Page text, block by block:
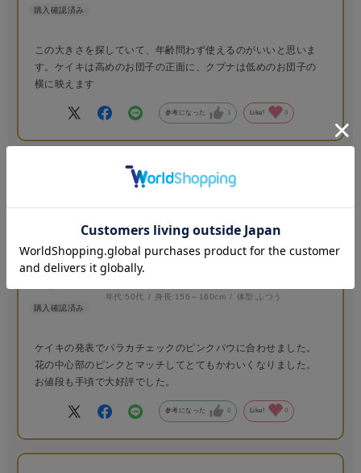
この大きさを探していて、年齢問わず使えるのがいいと思いま
す。ケイキは高めのお団子の正面に、クプナは低めのお団子の
横に映えます
参考になった 1 Like! 0
no name
年代:50代 身長: 156～160cm 体型: ふつう
ケイキの発表でパラカチェックのピンクパウに合わせました。
花の中心部のピンクとマッチしてとてもかわいくなりました。
お値段も手頃で大好評でした。
参考になった 0 Like! 0